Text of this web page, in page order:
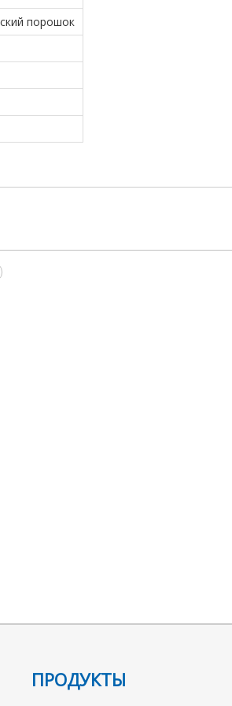
порошок
ПРОДУКТЫ